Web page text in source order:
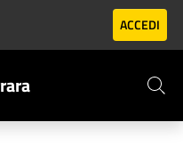
ACCEDI